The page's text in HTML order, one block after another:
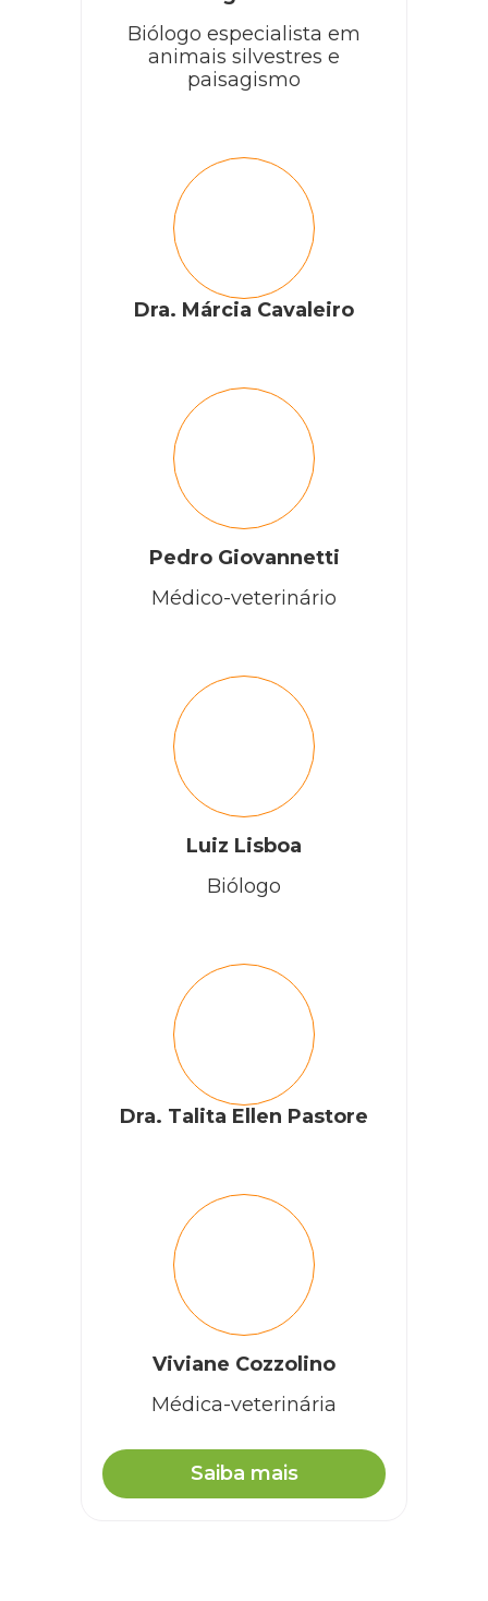
Biólogo especialista em
animais silvestres e
paisagismo
Dra. Márcia Cavaleiro
Pedro Giovannetti
Médico-veterinário
Luiz Lisboa
Biólogo
Dra. Talita Ellen Pastore
Viviane Cozzolino
Médica-veterinária
Saiba mais